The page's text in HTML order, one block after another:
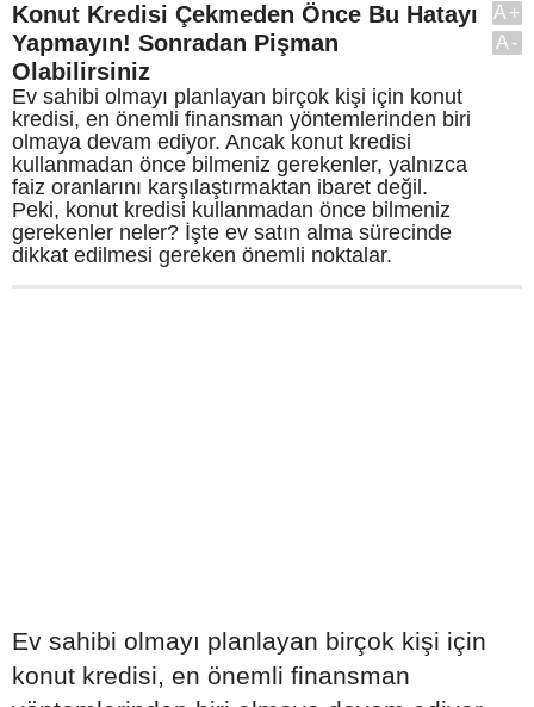
Konut Kredisi Çekmeden Önce Bu Hatayı
Yapmayın! Sonradan Pişman
Olabilirsiniz
Ev sahibi olmayı planlayan birçok kişi için konut
kredisi, en önemli finansman yöntemlerinden biri
olmaya devam ediyor. Ancak konut kredisi
kullanmadan önce bilmeniz gerekenler, yalnızca
faiz oranlarını karşılaştırmaktan ibaret değil.
Peki, konut kredisi kullanmadan önce bilmeniz
gerekenler neler? İşte ev satın alma sürecinde
dikkat edilmesi gereken önemli noktalar.
A+
A-
Ev sahibi olmayı planlayan birçok kişi için
konut kredisi, en önemli finansman